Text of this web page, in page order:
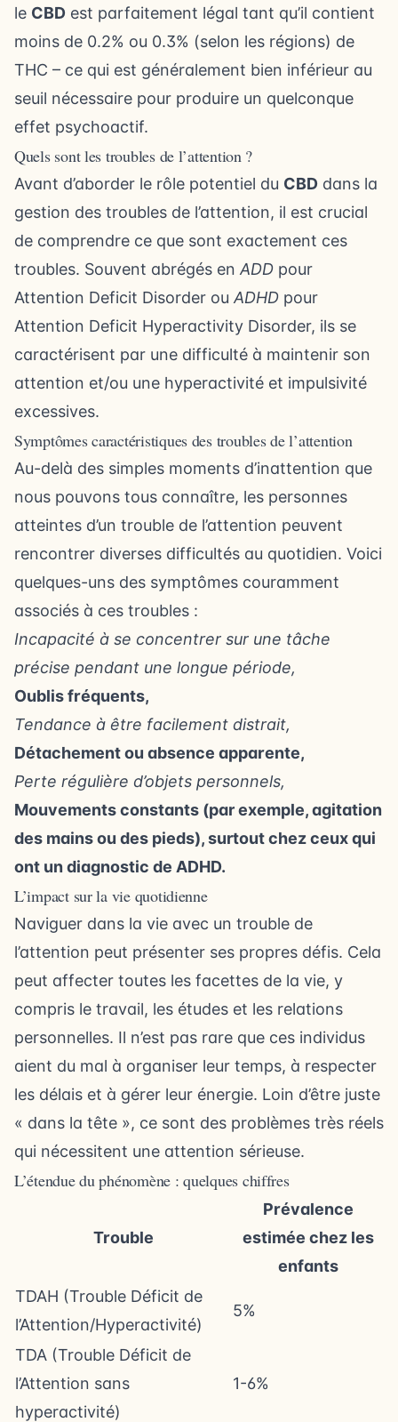
le CBD est parfaitement légal tant qu’il contient
moins de 0.2% ou 0.3% (selon les régions) de
THC – ce qui est généralement bien inférieur au
seuil nécessaire pour produire un quelconque
effet psychoactif.
Quels sont les troubles de l’attention ?
Avant d’aborder le rôle potentiel du CBD dans la
gestion des troubles de l’attention, il est crucial
de comprendre ce que sont exactement ces
troubles. Souvent abrégés en ADD pour
Attention Deficit Disorder ou ADHD pour
Attention Deficit Hyperactivity Disorder, ils se
caractérisent par une difficulté à maintenir son
attention et/ou une hyperactivité et impulsivité
excessives.
Symptômes caractéristiques des troubles de l’attention
Au-delà des simples moments d’inattention que
nous pouvons tous connaître, les personnes
atteintes d’un trouble de l’attention peuvent
rencontrer diverses difficultés au quotidien. Voici
quelques-uns des symptômes couramment
associés à ces troubles :
Incapacité à se concentrer sur une tâche
précise pendant une longue période,
Oublis fréquents,
Tendance à être facilement distrait,
Détachement ou absence apparente,
Perte régulière d’objets personnels,
Mouvements constants (par exemple, agitation
des mains ou des pieds), surtout chez ceux qui
ont un diagnostic de ADHD.
L’impact sur la vie quotidienne
Naviguer dans la vie avec un trouble de
l’attention peut présenter ses propres défis. Cela
peut affecter toutes les facettes de la vie, y
compris le travail, les études et les relations
personnelles. Il n’est pas rare que ces individus
aient du mal à organiser leur temps, à respecter
les délais et à gérer leur énergie. Loin d’être juste
« dans la tête », ce sont des problèmes très réels
qui nécessitent une attention sérieuse.
L’étendue du phénomène : quelques chiffres
Trouble
Prévalence
estimée chez les
enfants
TDAH (Trouble Déficit de
l’Attention/Hyperactivité)
5%
TDA (Trouble Déficit de
l’Attention sans
hyperactivité)
1-6%